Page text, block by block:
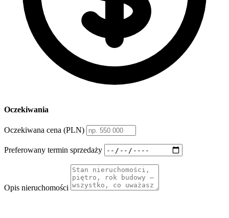
Oczekiwania
Oczekiwana cena (PLN)
Preferowany termin sprzedaży
Opis nieruchomości